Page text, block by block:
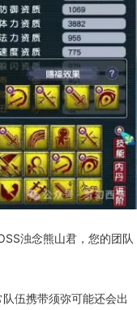
浊念熊山君，您的团队
伍携带须弥可能还会出